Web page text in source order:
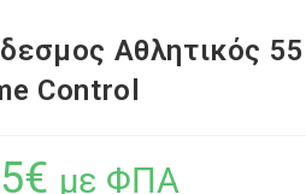
Αθλητικός
Control
€ με ΦΠΑ